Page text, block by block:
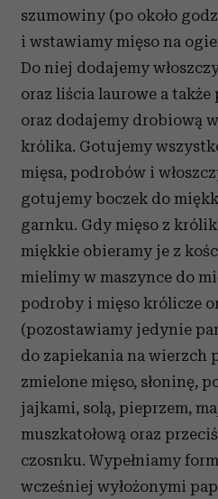
szumowiny (po około
i wstawiamy mięso na
Do niej dodajemy
oraz liścia laurowe a
oraz dodajemy drobiową
królika. Gotujemy
mięsa, podrobów i
gotujemy boczek do
garnku. Gdy mięso z
miękkie obieramy je z
mielimy w maszynce do
podroby i mięso królicze
(pozostawiamy jedynie
do zapiekania na wierzch
zmielone mięso, słoninę,
jajkami, solą, pieprzem,
muszkatołową oraz
czosnku. Wypełniamy
wcześniej wyłożonymi